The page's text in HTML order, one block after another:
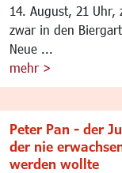
14. August, 21 Uhr,
zwar in den
Neue ...
mehr >
Peter Pan - der
der nie
werden wollte